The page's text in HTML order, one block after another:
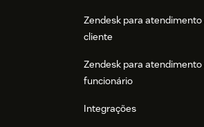
Zendesk para atendimento
cliente
Zendesk para atendimento
funcionário
Integrações